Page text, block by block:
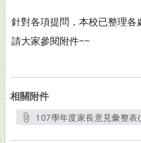
針對各項提問，本校已整理各
請大家參閱附件~~
相關附件
107學年度家長意見彙整